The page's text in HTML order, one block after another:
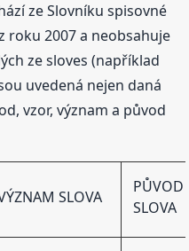
ze Slovníku spisovné
roku 2007 a neobsahuje
ze sloves (například
uvedená nejen daná
vzor, význam a původ
SLOVA
PŮVOD
SLOVA